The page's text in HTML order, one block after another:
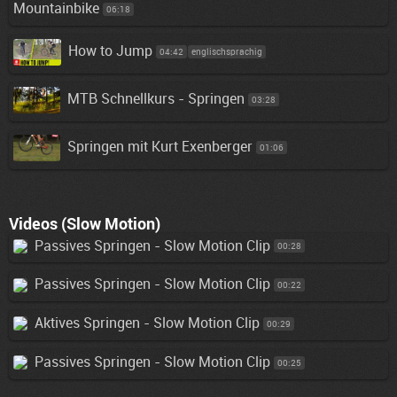
Mountainbike 06:18
How to Jump 04:42 englischsprachig
MTB Schnellkurs - Springen 03:28
Springen mit Kurt Exenberger 01:06
Videos (Slow Motion)
Passives Springen - Slow Motion Clip 00:28
Passives Springen - Slow Motion Clip 00:22
Aktives Springen - Slow Motion Clip 00:29
Passives Springen - Slow Motion Clip 00:25